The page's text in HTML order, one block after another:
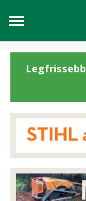
Legfrissebb